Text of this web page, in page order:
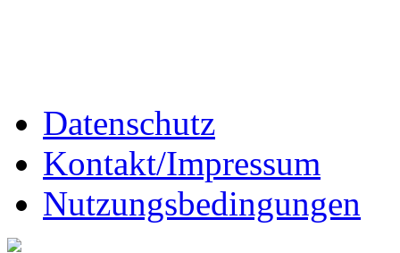
Datenschutz
Kontakt/Impressum
Nutzungsbedingungen